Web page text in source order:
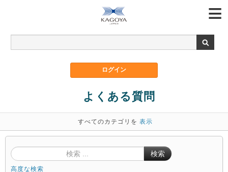
よくある質問
すべてのカテゴリを 表示
検索
高度な検索